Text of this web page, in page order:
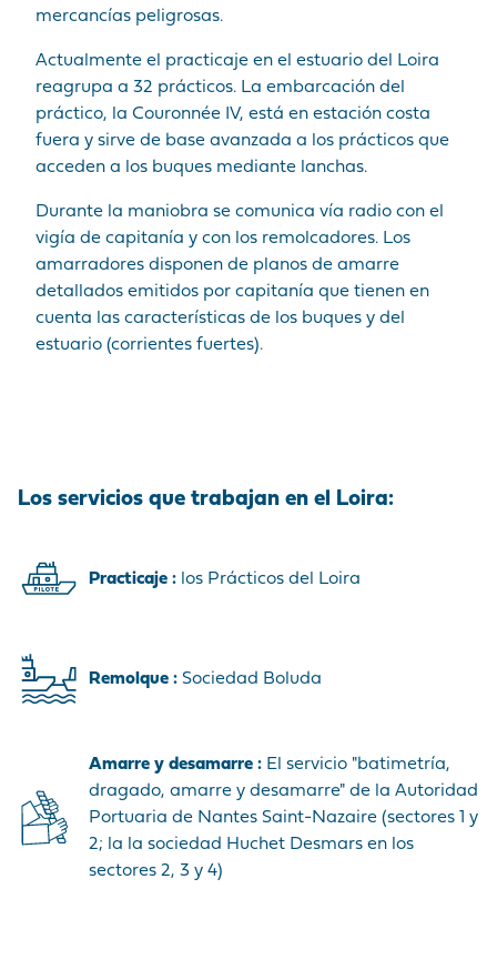
mercancías peligrosas.
Actualmente el practicaje en el estuario del Loira
reagrupa a 32 prácticos. La embarcación del
práctico, la Couronnée IV, está en estación costa
fuera y sirve de base avanzada a los prácticos que
acceden a los buques mediante lanchas.
Durante la maniobra se comunica vía radio con el
vigía de capitanía y con los remolcadores. Los
amarradores disponen de planos de amarre
detallados emitidos por capitanía que tienen en
cuenta las características de los buques y del
estuario (corrientes fuertes).
Los servicios que trabajan en el Loira:
Practicaje : los Prácticos del Loira
Remolque : Sociedad Boluda
Amarre y desamarre : El servicio "batimetría,
dragado, amarre y desamarre" de la Autoridad
Portuaria de Nantes Saint-Nazaire (sectores 1 y
2; la la sociedad Huchet Desmars en los
sectores 2, 3 y 4)